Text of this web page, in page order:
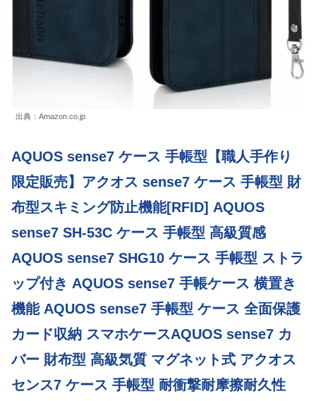
出典：Amazon.co.jp
AQUOS sense7 ケース 手帳型【職人手作り
限定販売】アクオス sense7 ケース 手帳型 財
布型スキミング防止機能[RFID] AQUOS
sense7 SH-53C ケース 手帳型 高級質感
AQUOS sense7 SHG10 ケース 手帳型 ストラ
ップ付き AQUOS sense7 手帳ケース 横置き
機能 AQUOS sense7 手帳型 ケース 全面保護
カード収納 スマホケースAQUOS sense7 カ
バー 財布型 高級気質 マグネット式 アクオス
センス7 ケース 手帳型 耐衝撃耐摩擦耐久性